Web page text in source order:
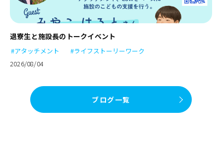
退寮生と施設長のトークイベント
#アタッチメント
#ライフストーリーワーク
2026/08/04
ブログ一覧